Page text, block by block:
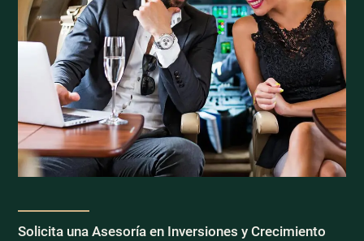
Solicita una Asesoría en Inversiones y Crecimiento